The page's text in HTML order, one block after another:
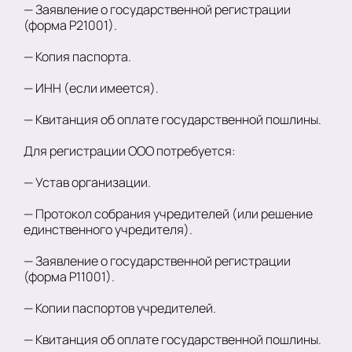
— Заявление о государственной регистрации
(форма Р21001).
— Копия паспорта.
— ИНН (если имеется).
— Квитанция об оплате государственной пошлины.
Для регистрации ООО потребуется:
— Устав организации.
— Протокол собрания учредителей (или решение
единственного учредителя).
— Заявление о государственной регистрации
(форма Р11001).
— Копии паспортов учредителей.
— Квитанция об оплате государственной пошлины.